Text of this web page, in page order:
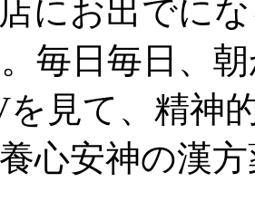
にお出でに
毎日毎日、
を見て、精神
心安神の漢